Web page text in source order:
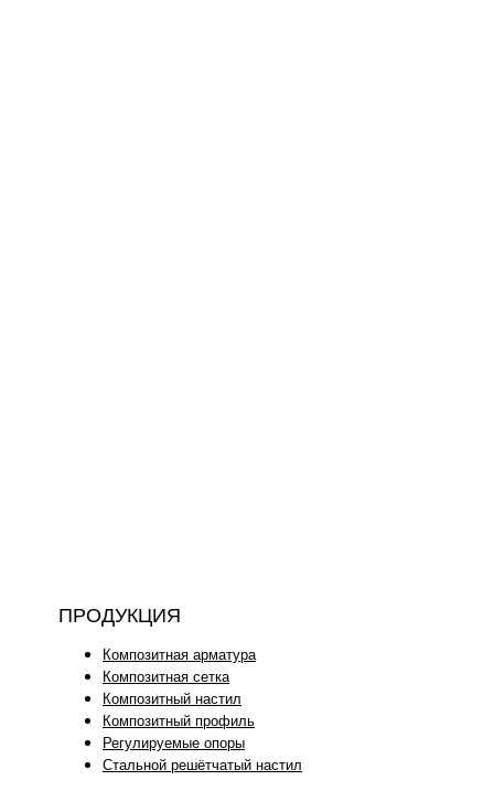
ПРОДУКЦИЯ
Композитная арматура
Композитная сетка
Композитный настил
Композитный профиль
Регулируемые опоры
Стальной решётчатый настил